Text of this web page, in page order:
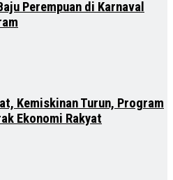
Perempuan di Karnaval
Kemiskinan Turun, Program
Ekonomi Rakyat